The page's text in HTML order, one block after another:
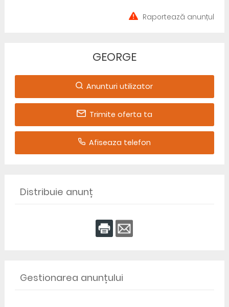
Raportează anunțul
GEORGE
Anunturi utilizator
Trimite oferta ta
Afiseaza telefon
Distribuie anunț
Gestionarea anunțului